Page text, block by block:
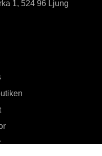
1, 524 96 Ljung